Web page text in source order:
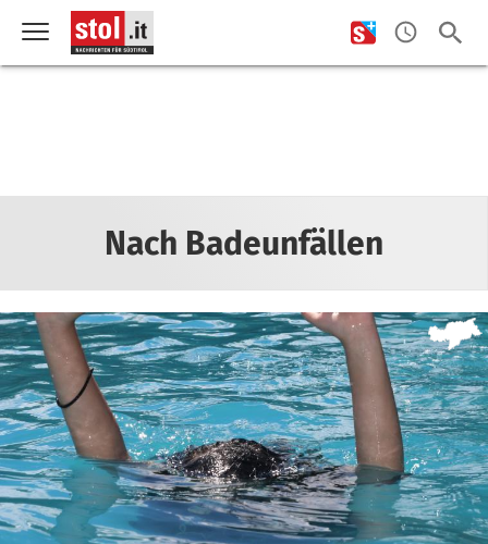
Nach Badeunfällen